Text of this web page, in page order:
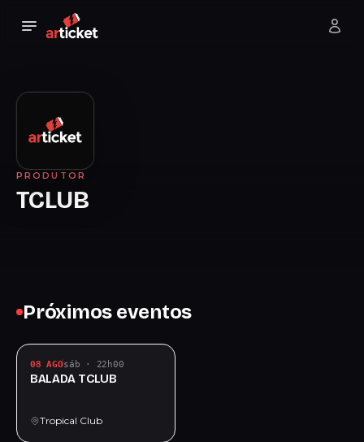
PRODUTOR
TCLUB
Próximos eventos
08 AGOsáb · 22h00
BALADA TCLUB
Tropical Club